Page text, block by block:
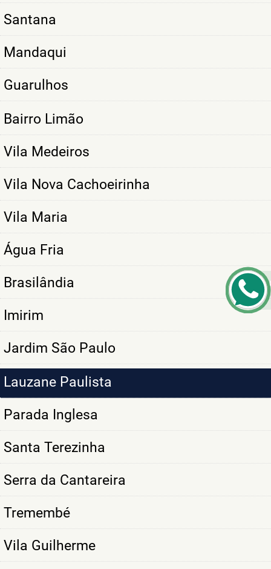
Santana
Mandaqui
Guarulhos
Bairro Limão
Vila Medeiros
Vila Nova Cachoeirinha
Vila Maria
Água Fria
Brasilândia
Imirim
Jardim São Paulo
Lauzane Paulista
Parada Inglesa
Santa Terezinha
Serra da Cantareira
Tremembé
Vila Guilherme